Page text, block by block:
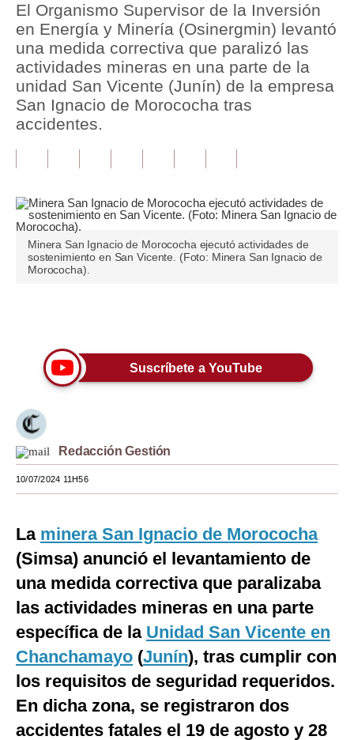
Política
Tu Dinero
Finanzas Personales
Inmobiliarias
Editorial
Pregunta de hoy
Viajes
Moda
Estilos
México
España
Internacional
Tecnología
Club del Suscriptor
G de Gestión
El Organismo Supervisor de la Inversión
en Energía y Minería (Osinergmin) levantó
una medida correctiva que paralizó las
actividades mineras en una parte de la
unidad San Vicente (Junín) de la empresa
San Ignacio de Morococha tras
accidentes.
Minera San Ignacio de Morococha ejecutó actividades de
sostenimiento en San Vicente. (Foto: Minera San Ignacio de
Morococha).
Suscríbete a YouTube
Redacción Gestión
10/07/2024 11H56
La minera San Ignacio de Morococha
(Simsa) anunció el levantamiento de
una medida correctiva que paralizaba
las actividades mineras en una parte
específica de la Unidad San Vicente en
Chanchamayo (Junín), tras cumplir con
los requisitos de seguridad requeridos.
En dicha zona, se registraron dos
accidentes fatales el 19 de agosto y 28